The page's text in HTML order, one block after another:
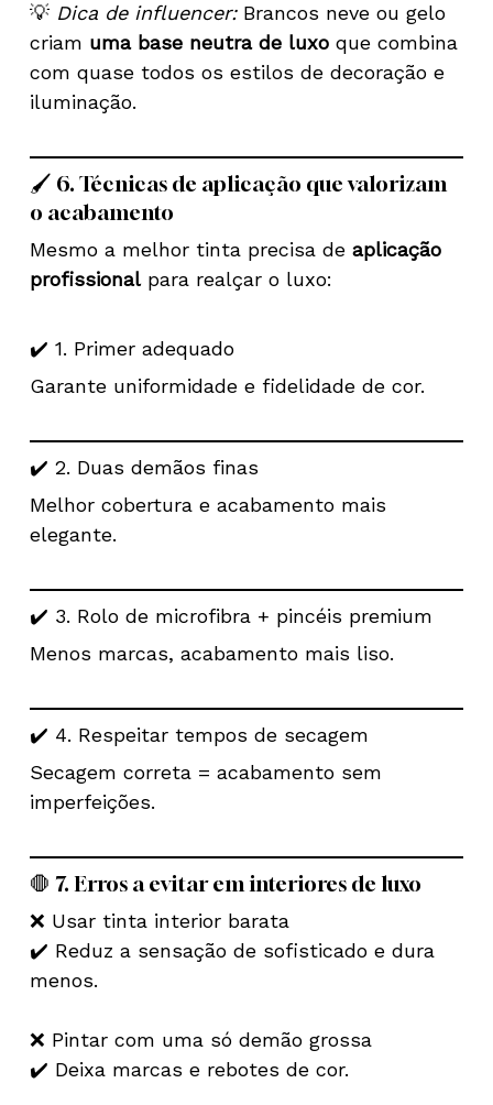
Nenhum produto no carrinho.
💡 Dica de influencer:Brancos neve ou gelo
criam uma base neutra de luxoque combina
com quase todos os estilos de decoração e
iluminação.
🖌️ 6. Técnicas de aplicação que valorizam
o acabamento
Mesmo a melhor tinta precisa de aplicação
profissionalpara realçar o luxo:
✔️ 1. Primer adequado
Garante uniformidade e fidelidade de cor.
✔️ 2. Duas demãos finas
Melhor cobertura e acabamento mais
elegante.
✔️ 3. Rolo de microfibra + pincéis premium
Menos marcas, acabamento mais liso.
✔️ 4. Respeitar tempos de secagem
Secagem correta = acabamento sem
imperfeições.
🛑 7. Erros a evitar em interiores de luxo
❌ Usar tinta interior barata
✔️ Reduz a sensação de sofisticado e dura
menos.
❌ Pintar com uma só demão grossa
✔️ Deixa marcas e rebotes de cor.